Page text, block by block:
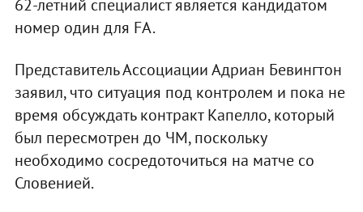
62-летний специалист является кандидатом
номер один для FA.
Представитель Ассоциации Адриан Бевингтон
заявил, что ситуация под контролем и пока не
время обсуждать контракт Капелло, который
был пересмотрен до ЧМ, поскольку
необходимо сосредоточиться на матче со
Словенией.